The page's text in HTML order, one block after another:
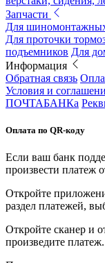
Запчасти
Для
Для проточки
подъемников Для
Информация
Обратная связь
Условия и
ПОЧТАБАНКа
Оплата по QR-коду
Если ваш банк
произвести платеж
Откройте
раздел платежей,
Откройте сканер и
произведите платеж.